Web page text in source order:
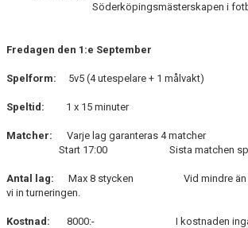
Söderköpingsmästerskapen i
Fredagen den 1:e September
Spelform: 5v5 (4 utespelare + 1 målvakt)
Speltid: 1 x 15 minuter
Matcher: Varje lag garanteras 4 matcher
Start 17:00 Sista matchen
Antal lag: Max 8 stycken Vid mindre än 4
vi in turneringen.
Kostnad: 8000:- I kostnaden